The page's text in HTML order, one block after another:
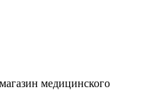
медицинского